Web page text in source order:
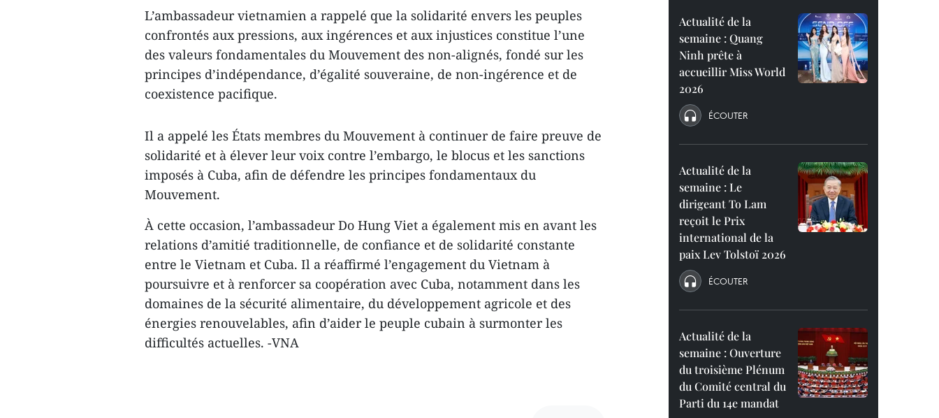
L’ambassadeur vietnamien a rappelé que la solidarité envers les peuples
confrontés aux pressions, aux ingérences et aux injustices constitue l’une
des valeurs fondamentales du Mouvement des non-alignés, fondé sur les
principes d’indépendance, d’égalité souveraine, de non-ingérence et de
coexistence pacifique.
Il a appelé les États membres du Mouvement à continuer de faire preuve de
solidarité et à élever leur voix contre l’embargo, le blocus et les sanctions
imposés à Cuba, afin de défendre les principes fondamentaux du
Mouvement.
À cette occasion, l’ambassadeur Do Hung Viet a également mis en avant les
relations d’amitié traditionnelle, de confiance et de solidarité constante
entre le Vietnam et Cuba. Il a réaffirmé l’engagement du Vietnam à
poursuivre et à renforcer sa coopération avec Cuba, notamment dans les
domaines de la sécurité alimentaire, du développement agricole et des
énergies renouvelables, afin d’aider le peuple cubain à surmonter les
difficultés actuelles. -VNA
Actualité de la
semaine : Quang
Ninh prête à
accueillir Miss World
2026
ÉCOUTER
Actualité de la
semaine : Le
dirigeant To Lam
reçoit le Prix
international de la
paix Lev Tolstoï 2026
ÉCOUTER
Actualité de la
semaine : Ouverture
du troisième Plénum
du Comité central du
Parti du 14e mandat